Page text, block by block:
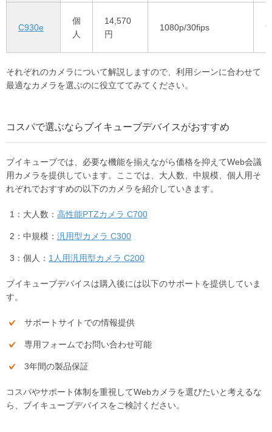
C930e
個
人
14,570
円
1080p/30fips
それぞれのカメラについて解説しますので、利用シーンに合わせて
最適なカメラを選ぶのに役立ててみてください。
コスパで選ぶならブイキューブデバイスがおすすめ
ブイキューブでは、必要な機能を揃えながら価格を抑えてWeb会議
用カメラを提供しています。ここでは、大人数、中規模、個人用そ
れぞれでおすすめの以下のカメラを紹介していきます。
大人数： 高性能PTZカメラ C700
中規模： 汎用型カメラ C300
個人： 1人用汎用型カメラ C200
ブイキューブデバイスは購入後には以下のサポートを提供していま
す。
サポートサイトでの情報提供
専用フォームでお問い合わせ可能
3年間の製品保証
コスパやサポート体制を重視してWebカメラを選びたいと考えるな
ら、ブイキューブデバイスをご検討ください。